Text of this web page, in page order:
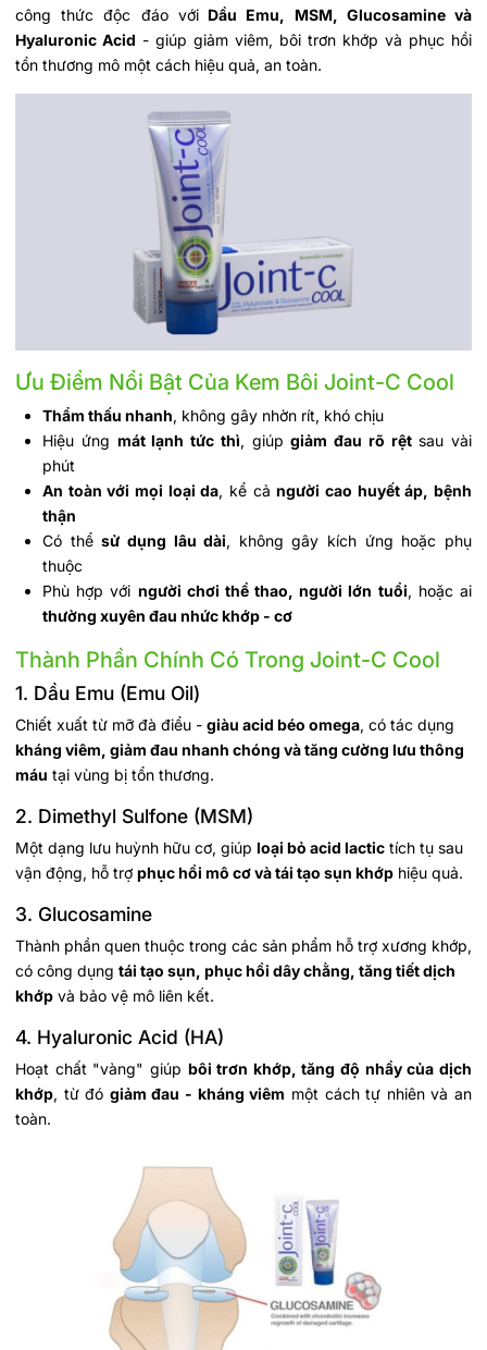
công thức độc đáo vớiDầu Emu, MSM, Glucosamine và
Hyaluronic Acid - giúp giảm viêm, bôi trơn khớp và phục hồi
tổn thương mô một cách hiệu quả, an toàn.
Ưu Điểm Nổi Bật Của Kem Bôi Joint-C Cool
Thẩm thấu nhanh, không gây nhờn rít, khó chịu
Hiệu ứng mát lạnh tức thì, giúpgiảm đau rõ rệtsau vài
phút
An toàn với mọi loại da, kể cảngười cao huyết áp, bệnh
thận
Có thểsử dụng lâu dài, không gây kích ứng hoặc phụ
thuộc
Phù hợp với người chơi thể thao, người lớn tuổi, hoặc ai
thường xuyên đau nhức khớp - cơ
Thành Phần Chính Có Trong Joint-C Cool
1. Dầu Emu (Emu Oil)
Chiết xuất từ mỡ đà điểu - giàu acid béo omega, có tác dụng
kháng viêm, giảm đau nhanh chóng và tăng cường lưu thông
máu tại vùng bị tổn thương.
2. Dimethyl Sulfone (MSM)
Một dạng lưu huỳnh hữu cơ, giúp loại bỏ acid lactic tích tụ sau
vận động, hỗ trợ phục hồi mô cơ và tái tạo sụn khớp hiệu quả.
3. Glucosamine
Thành phần quen thuộc trong các sản phẩm hỗ trợ xương khớp,
có công dụng tái tạo sụn, phục hồi dây chằng, tăng tiết dịch
khớp và bảo vệ mô liên kết.
4. Hyaluronic Acid (HA)
Hoạt chất "vàng" giúp bôi trơn khớp, tăng độ nhầy của dịch
khớp, từ đó giảm đau - kháng viêm một cách tự nhiên và an
toàn.